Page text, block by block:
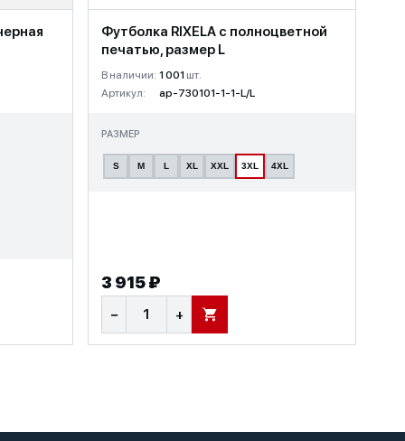
Футболка RIXELA с полноцветной
печатью, размер L
В наличии: 1 001 шт.
Артикул:
ap-730101-1-1-L/L
РАЗМЕР
S M L XL XXL 3XL 4XL
3 915 ₽
− + В КОРЗИНУ